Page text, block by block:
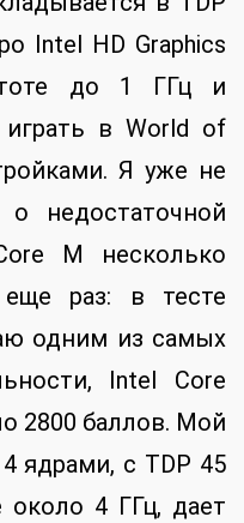
Intel HD Graphics
до 1 ГГц и
в World of
Я уже не
недостаточной
M несколько
еще раз: в тесте
одним из самых
Intel Core
2800 баллов. Мой
ядрами, с TDP 45
4 ГГц, дает